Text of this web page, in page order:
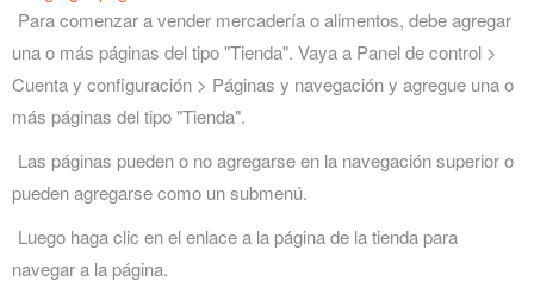
Para comenzar a vender mercadería o alimentos, debe agregar
una o más páginas del tipo "Tienda". Vaya a Panel de control >
Cuenta y configuración > Páginas y navegación y agregue una o
más páginas del tipo "Tienda".
Las páginas pueden o no agregarse en la navegación superior o
pueden agregarse como un submenú.
Luego haga clic en el enlace a la página de la tienda para
navegar a la página.